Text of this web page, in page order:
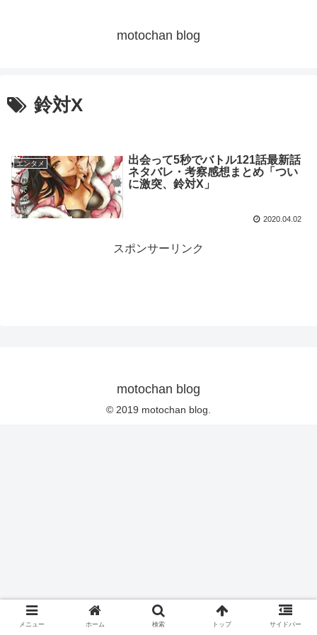
motochan blog
鈴対X
エンタメ
出会って5秒でバトル121話最新話
ネタバレ・考察感想まとめ「つい
に激突、鈴対X」
2020.04.02
スポンサーリンク
motochan blog
© 2019 motochan blog.
メニュー ホーム 検索 トップ サイドバー